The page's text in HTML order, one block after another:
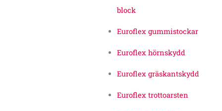
block
Euroflex gummistockar
Euroflex hörnskydd
Euroflex gräskantskydd
Euroflex trottoarsten